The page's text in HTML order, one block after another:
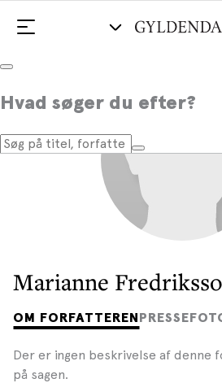
Hvad søger du efter?
Marianne
OM FORFATTEREN
Der er ingen beskrivelse af
på sagen.